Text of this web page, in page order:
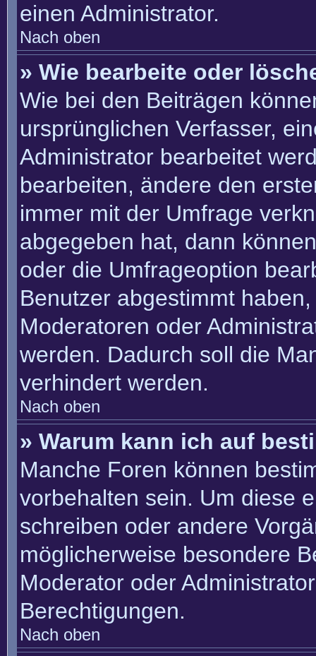
einen Administrator.
Nach oben
» Wie bearbeite oder
Wie bei den Beiträgen
ursprünglichen Verfasser,
Administrator bearbeitet
bearbeiten, ändere den
immer mit der Umfrage
abgegeben hat, dann
oder die Umfrageoption
Benutzer abgestimmt
Moderatoren oder
werden. Dadurch soll die
verhindert werden.
Nach oben
» Warum kann ich auf
Manche Foren können
vorbehalten sein. Um diese
schreiben oder andere
möglicherweise besondere
Moderator oder
Berechtigungen.
Nach oben